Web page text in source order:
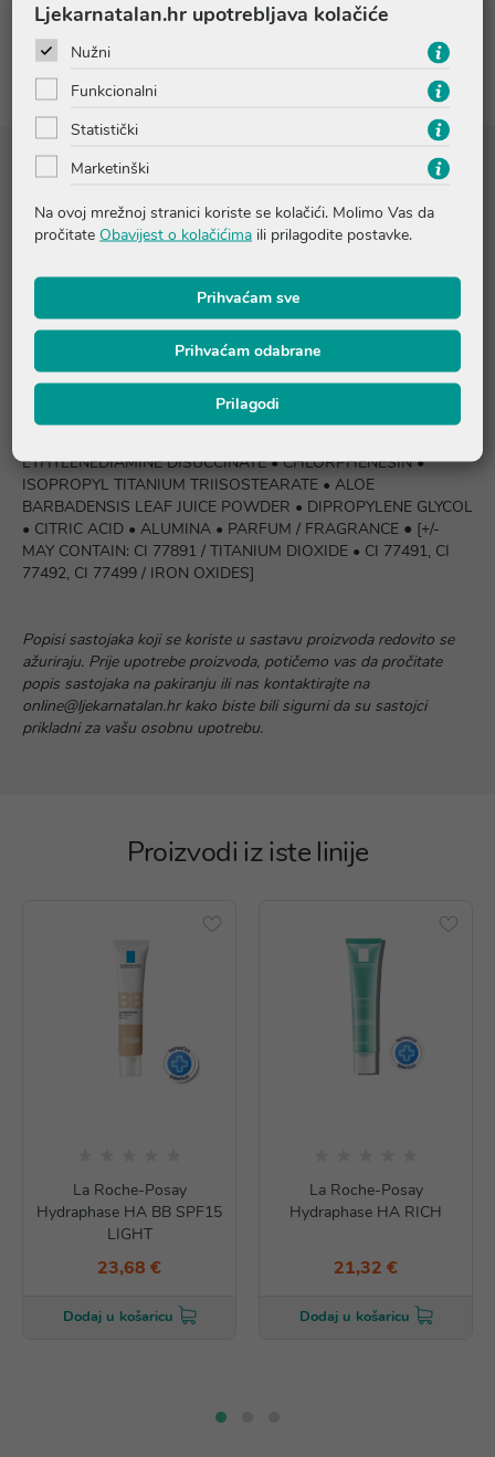
Recenzije
AQUA / WATER • GLYCERIN • CAPRYLYL METHICONE •
PROPANEDIOL • PENTYLENE GLYCOL • DIMETHICONE/PEG-
10/15 CROSSPOLYMER • TOCOPHEROL • SODIUM
HYDROXIDE • SODIUM CHLORIDE •
HYDROXYACETOPHENONE • HYDROXYETHYLPIPERAZINE
ETHANE SULFONIC ACID • SODIUM HYALURONATE •
HYDROLYZED HYALURONIC ACID • SODIUM CITRATE •
PHENOXYETHANOL • TRIETHOXYSILYLETHYL
ETHYLENEDIAMINE DISUCCINATE • CHLORPHENESIN •
ISOPROPYL TITANIUM TRIISOSTEARATE • ALOE
BARBADENSIS LEAF JUICE POWDER • DIPROPYLENE GLYCOL
• CITRIC ACID • ALUMINA • PARFUM / FRAGRANCE ● [+/-
MAY CONTAIN: CI 77891 / TITANIUM DIOXIDE • CI 77491, CI
77492, CI 77499 / IRON OXIDES]
Popisi sastojaka koji se koriste u sastavu proizvoda redovito se
ažuriraju. Prije upotrebe proizvoda, potičemo vas da pročitate
popis sastojaka na pakiranju ili nas kontaktirajte na
online@ljekarnatalan.hr kako biste bili sigurni da su sastojci
prikladni za vašu osobnu upotrebu.
Proizvodi iz iste linije
La Roche-Posay
Hydraphase HA BB SPF15
LIGHT
23,68 €
Dodaj u košaricu
La Roche-Posay
Hydraphase HA RICH
21,32 €
Dodaj u košaricu
Ljekarnatalan.hr upotrebljava kolačiće
Nužni
Funkcionalni
Statistički
Marketinški
Na ovoj mrežnoj stranici koriste se kolačići. Molimo Vas da
pročitate Obavijest o kolačićima ili prilagodite postavke.
Prihvaćam sve
Prihvaćam odabrane
Prilagodi